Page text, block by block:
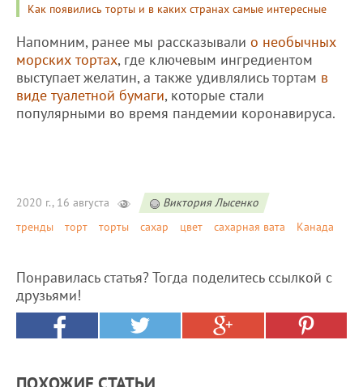
Как появились торты и в каких странах самые интересные
Напомним, ранее мы рассказывали о необычных
морских тортах, где ключевым ингредиентом
выступает желатин, а также удивлялись тортам в
виде туалетной бумаги, которые стали
популярными во время пандемии коронавируса.
2020 г., 16 августа
Виктория Лысенко
тренды
торт торты сахар цвет сахарная вата Канада
Понравилась статья? Тогда поделитесь ссылкой с
друзьями!